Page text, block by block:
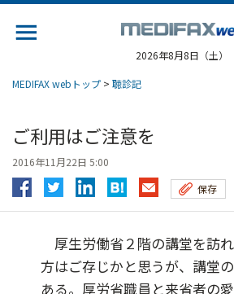
2026年8月8日（土）
MEDIFAX webトップ > 聴診記
ご利用はご注意を
2016年11月22日 5:00
保存
厚生労働省２階の講堂を訪
方はご存じかと思うが、講堂
ある。厚労省職員と来省者の